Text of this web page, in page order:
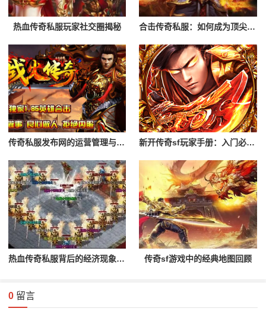
热血传奇私服玩家社交圈揭秘 合击传奇私服：如何成为顶尖玩家
传奇私服发布网的运营管理与创新 新开传奇sf玩家手册：入门必读攻略
热血传奇私服背后的经济现象分析 传奇sf游戏中的经典地图回顾
0 留言